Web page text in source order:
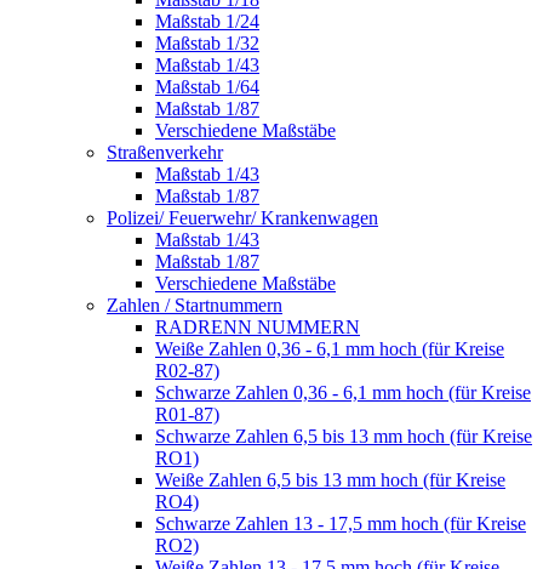
Maßstab 1/24
Maßstab 1/32
Maßstab 1/43
Maßstab 1/64
Maßstab 1/87
Verschiedene Maßstäbe
Straßenverkehr
Maßstab 1/43
Maßstab 1/87
Polizei/ Feuerwehr/ Krankenwagen
Maßstab 1/43
Maßstab 1/87
Verschiedene Maßstäbe
Zahlen / Startnummern
RADRENN NUMMERN
Weiße Zahlen 0,36 - 6,1 mm hoch (für Kreise
R02-87)
Schwarze Zahlen 0,36 - 6,1 mm hoch (für Kreise
R01-87)
Schwarze Zahlen 6,5 bis 13 mm hoch (für Kreise
RO1)
Weiße Zahlen 6,5 bis 13 mm hoch (für Kreise
RO4)
Schwarze Zahlen 13 - 17,5 mm hoch (für Kreise
RO2)